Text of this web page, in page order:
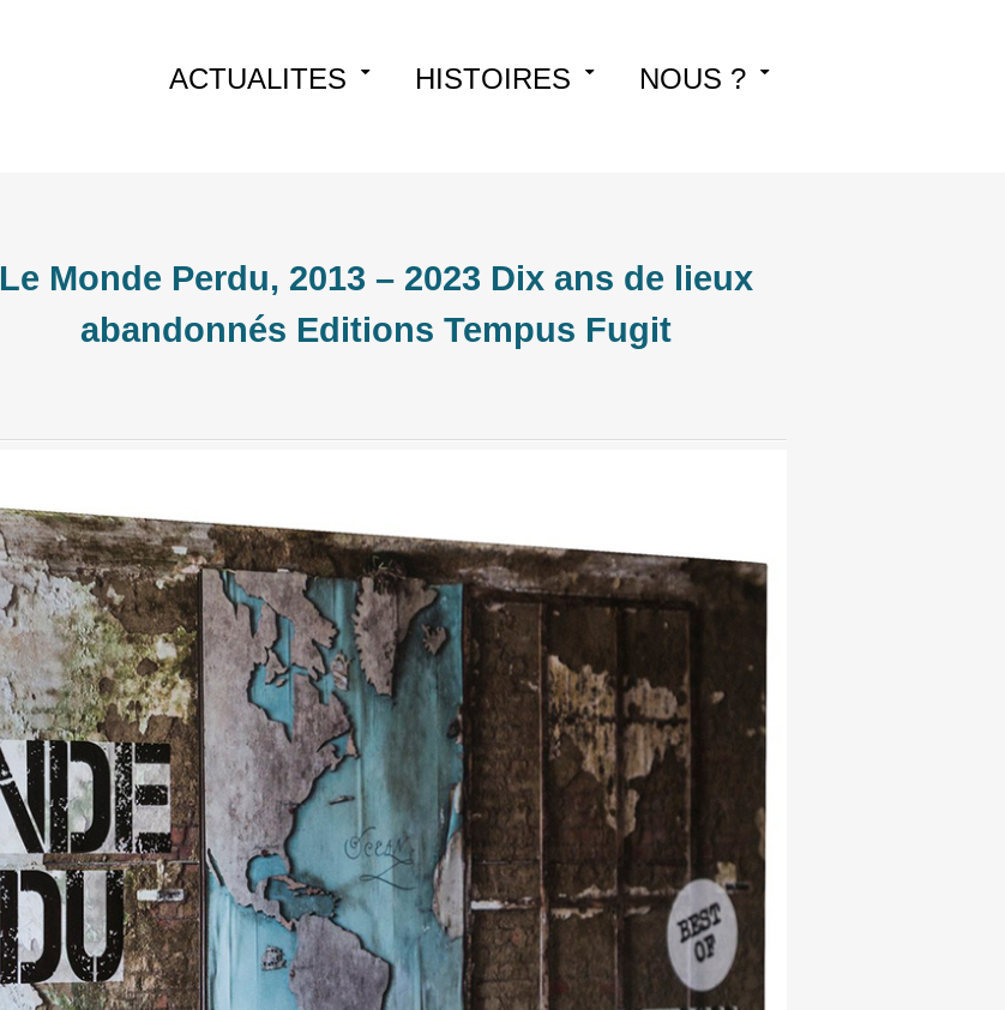
Skip
ACTUALITES HISTOIRES NOUS ?
Le Monde Perdu, 2013 – 2023 Dix ans de lieux
abandonnés Editions Tempus Fugit